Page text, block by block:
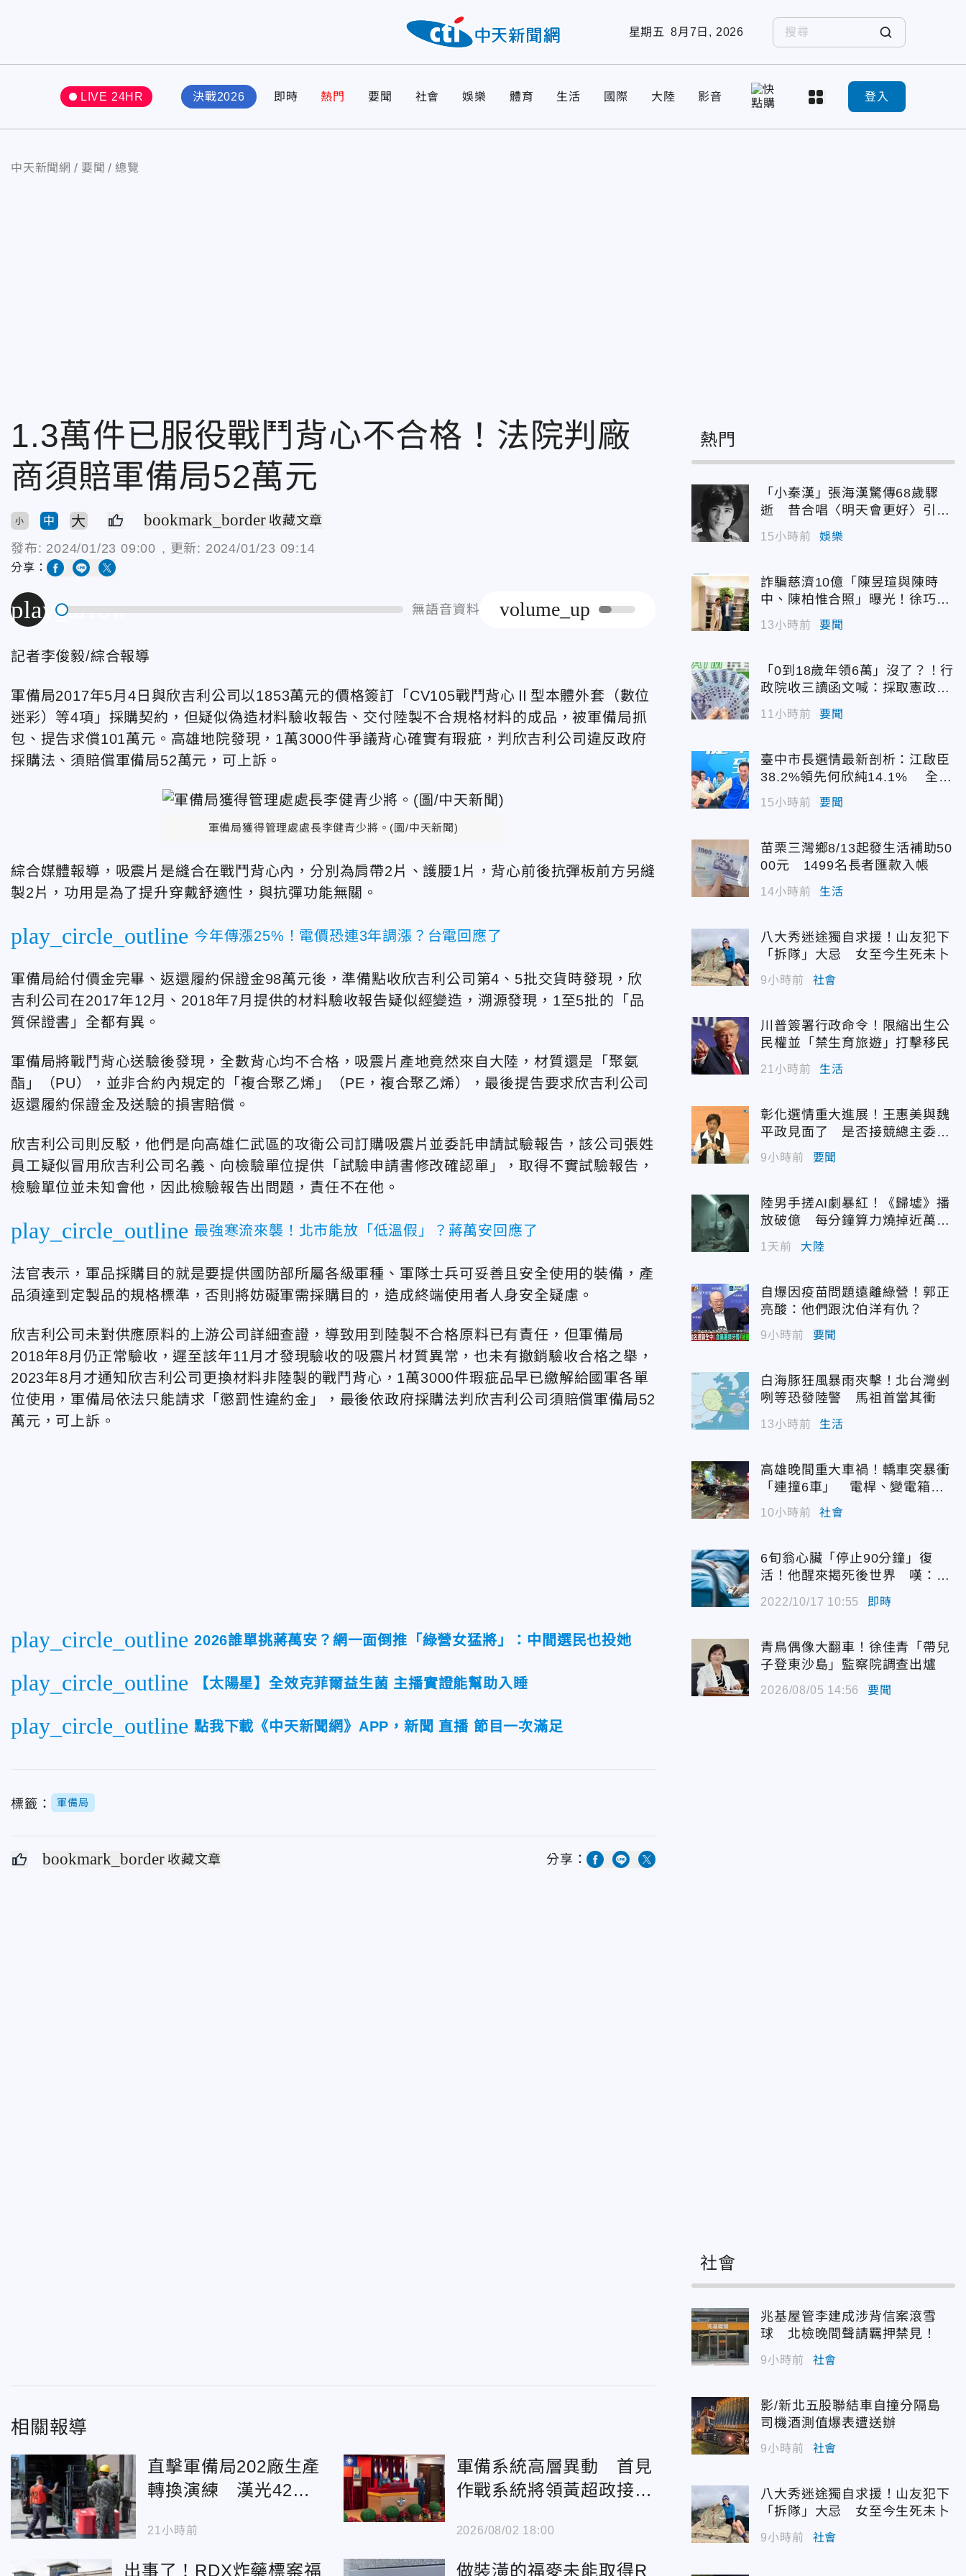
星期五 8月7日, 2026
LIVE 24HR 決戰2026 即時 熱門 要聞 社會 娛樂 體育 生活 國際 大陸 影音 登入
中天新聞網 要聞 總覽
1.3萬件已服役戰鬥背心不合格！法院判廠
商須賠軍備局52萬元
小 中 大 bookmark_border 收藏文章
發布: 2024/01/23 09:00 , 更新: 2024/01/23 09:14
分享：
play_arrow 無語音資料 volume_up
記者李俊毅/綜合報導
軍備局2017年5月4日與欣吉利公司以1853萬元的價格簽訂「CV105戰鬥背心Ⅱ型本體外套（數位
迷彩）等4項」採購契約，但疑似偽造材料驗收報告、交付陸製不合規格材料的成品，被軍備局抓
包、提告求償101萬元。高雄地院發現，1萬3000件爭議背心確實有瑕疵，判欣吉利公司違反政府
採購法、須賠償軍備局52萬元，可上訴。
軍備局獲得管理處處長李健青少將。(圖/中天新聞)
綜合媒體報導，吸震片是縫合在戰鬥背心內，分別為肩帶2片、護腰1片，背心前後抗彈板前方另縫
製2片，功用是為了提升穿戴舒適性，與抗彈功能無關。
play_circle_outline 今年傳漲25%！電價恐連3年調漲？台電回應了
軍備局給付價金完畢、返還履約保證金98萬元後，準備點收欣吉利公司第4、5批交貨時發現，欣
吉利公司在2017年12月、2018年7月提供的材料驗收報告疑似經變造，溯源發現，1至5批的「品
質保證書」全都有異。
軍備局將戰鬥背心送驗後發現，全數背心均不合格，吸震片產地竟然來自大陸，材質還是「聚氨
酯」（PU），並非合約內規定的「複合聚乙烯」（PE，複合聚乙烯），最後提告要求欣吉利公司
返還履約保證金及送驗的損害賠償。
欣吉利公司則反駁，他們是向高雄仁武區的攻衛公司訂購吸震片並委託申請試驗報告，該公司張姓
員工疑似冒用欣吉利公司名義、向檢驗單位提供「試驗申請書修改確認單」，取得不實試驗報告，
檢驗單位並未知會他，因此檢驗報告出問題，責任不在他。
play_circle_outline 最強寒流來襲！北市能放「低溫假」？蔣萬安回應了
法官表示，軍品採購目的就是要提供國防部所屬各級軍種、軍隊士兵可妥善且安全使用的裝備，產
品須達到定製品的規格標準，否則將妨礙軍需採購目的，造成終端使用者人身安全疑慮。
欣吉利公司未對供應原料的上游公司詳細查證，導致用到陸製不合格原料已有責任，但軍備局
2018年8月仍正常驗收，遲至該年11月才發現驗收的吸震片材質異常，也未有撤銷驗收合格之舉，
2023年8月才通知欣吉利公司更換材料非陸製的戰鬥背心，1萬3000件瑕疵品早已繳解給國軍各單
位使用，軍備局依法只能請求「懲罰性違約金」，最後依政府採購法判欣吉利公司須賠償軍備局52
萬元，可上訴。
play_circle_outline 2026誰單挑蔣萬安？網一面倒推「綠營女猛將」：中間選民也投她
play_circle_outline 【太陽星】全效克菲爾益生菌 主播實證能幫助入睡
play_circle_outline 點我下載《中天新聞網》APP，新聞 直播 節目一次滿足
標籤： 軍備局
bookmark_border 收藏文章 分享：
相關報導
直擊軍備局202廠生產
轉換演練 漢光42號
21小時前
軍備系統高層異動 首見
作戰系統將領黃超政接任
2026/08/02 18:00
出事了！RDX炸藥標案福 做裝潢的福麥未能取得R
熱門
「小秦漢」張海漢驚傳68歲驟
逝 昔合唱〈明天會更好〉引追
15小時前 娛樂
詐騙慈濟10億「陳昱瑄與陳時
中、陳柏惟合照」曝光！徐巧芯
震撼出手
13小時前 要聞
「0到18歲年領6萬」沒了？！行
政院收三讀函文喊：採取憲政作
11小時前 要聞
臺中市長選情最新剖析：江啟臣
38.2%領先何欣純14.1% 全世
代支持度全面居首
15小時前 要聞
苗栗三灣鄉8/13起發生活補助50
00元 1499名長者匯款入帳
14小時前 生活
八大秀迷途獨自求援！山友犯下
「拆隊」大忌 女至今生死未卜
9小時前 社會
川普簽署行政命令！限縮出生公
民權並「禁生育旅遊」打擊移民
21小時前 生活
彰化選情重大進展！王惠美與魏
平政見面了 是否接競總主委態
度曝光
9小時前 要聞
陸男手搓AI劇暴紅！《歸墟》播
放破億 每分鐘算力燒掉近萬台
1天前 大陸
自爆因疫苗問題遠離綠營！郭正
亮酸：他們跟沈伯洋有仇？
9小時前 要聞
白海豚狂風暴雨夾擊！北台灣剉
咧等恐發陸警 馬祖首當其衝
13小時前 生活
高雄晚間重大車禍！轎車突暴衝
「連撞6車」 電桿、變電箱全
遭殃
10小時前 社會
6旬翁心臟「停止90分鐘」復
活！他醒來揭死後世界 嘆：很
2022/10/17 10:55 即時
青鳥偶像大翻車！徐佳青「帶兒
子登東沙島」監察院調查出爐
2026/08/05 14:56 要聞
社會
兆基屋管李建成涉背信案滾雪
球 北檢晚間聲請羈押禁見！
9小時前 社會
影/新北五股聯結車自撞分隔島
司機酒測值爆表遭送辦
9小時前 社會
八大秀迷途獨自求援！山友犯下
「拆隊」大忌 女至今生死未卜
9小時前 社會